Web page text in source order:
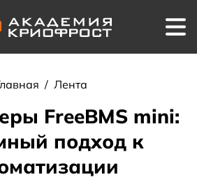
/ Лента
FreeBMS mini:
подход к